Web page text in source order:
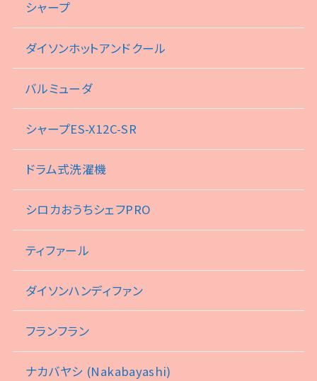
シャープ
ダイソンホットアンドクール
バルミューダ
シャープES-X12C-SR
ドラム式洗濯機
シロカおうちシェフPRO
ティファール
ダイソンハンディファン
フランフラン
ナカバヤシ (Nakabayashi)